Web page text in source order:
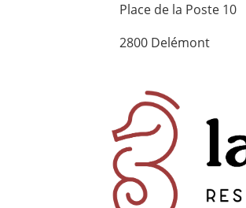
Place de la Poste 10
2800 Delémont